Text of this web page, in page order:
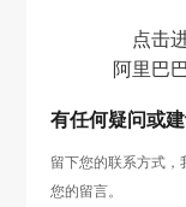
点击
阿里巴
有任何疑问或
留下您的联系方式
您的留言。